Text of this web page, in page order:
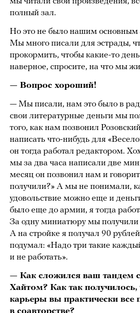
полный зал.
Но это не было нашим основным
Мы много писали для эстрады,
прокормить, чтобы какие-то
наверное, спросите, на что мы
— Вопрос хороший!
— Мы писали, нам это было в
свои литературные деньги мы
того, как нам позвонил
написать что-нибудь для
он тогда работал редактором.
мы за два часа написали две
месяц он позвонил нам и
получили?» А мы не понимали,
удовольствие можно еще и
было еще до армии, я тогда
За одну миниатюру мы получили
А на стройке я получал 90
подумал: «Надо три такие
и не работать».
— Как сложился ваш тандем
Хайтом? Как так получилось,
карьеры вы практически все